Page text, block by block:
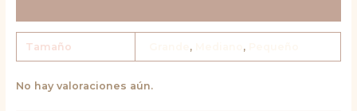
Tamaño , ,
No hay valoraciones aún.